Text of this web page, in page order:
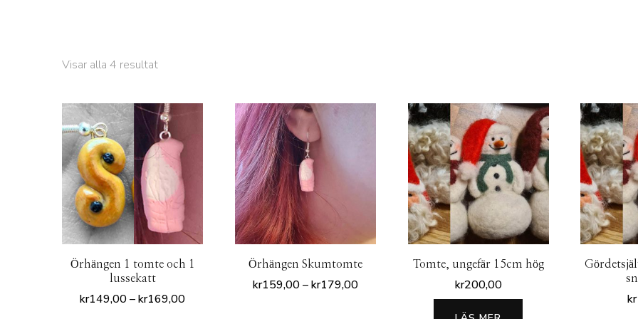
Visar alla 4 resultatSortera
popularitet
Örhängen 1 tomte och 1
lussekatt
kr149,00–kr169,00Prisintervall:
Örhängen Skumtomte
kr159,00–kr179,00Prisintervall:
Tomte, ungefär 15cm hög
kr200,00
kr